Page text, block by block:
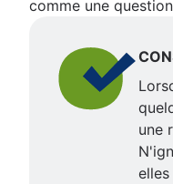
comme une
une